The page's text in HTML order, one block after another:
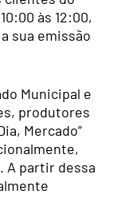
às 12:00,
sua emissão
Municipal e
produtores
Mercado”
A partir dessa